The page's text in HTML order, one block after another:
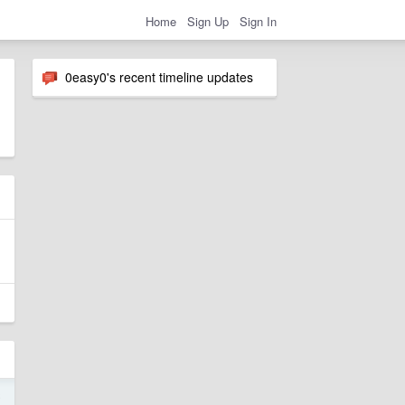
Home Sign Up Sign In
0easy0's recent timeline updates